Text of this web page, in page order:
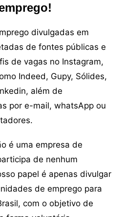
divulgadas em
de fontes públicas e
de vagas no Instagram,
Indeed, Gupy, Sólides,
além de
por e-mail, whatsApp ou
é uma empresa de
de nenhum
papel é apenas divulgar
de emprego para
com o objetivo de